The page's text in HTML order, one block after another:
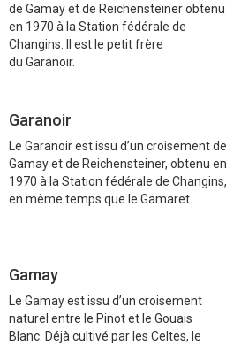
de Gamay et de Reichensteiner obtenu
en 1970 à la Station fédérale de
Changins. Il est le petit frère
du Garanoir.
Garanoir
Le Garanoir est issu d’un croisement de
Gamay et de Reichensteiner, obtenu en
1970 à la Station fédérale de Changins,
en même temps que le Gamaret.
Gamay
Le Gamay est issu d’un croisement
naturel entre le Pinot et le Gouais
Blanc. Déjà cultivé par les Celtes, le